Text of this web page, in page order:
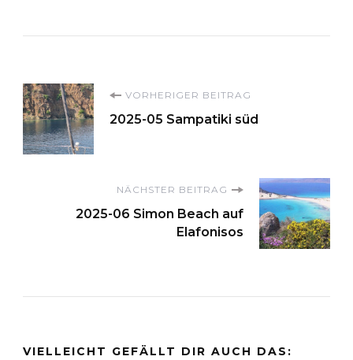
Beitragsnavigation
VORHERIGER BEITRAG
2025-05 Sampatiki süd
NÄCHSTER BEITRAG
2025-06 Simon Beach auf
Elafonisos
VIELLEICHT GEFÄLLT DIR AUCH DAS: